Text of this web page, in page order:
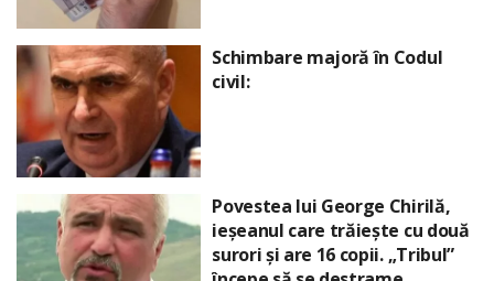
Schimbare majoră în Codul
civil:
Povestea lui George Chirilă,
ieșeanul care trăiește cu două
surori și are 16 copii. „Tribul”